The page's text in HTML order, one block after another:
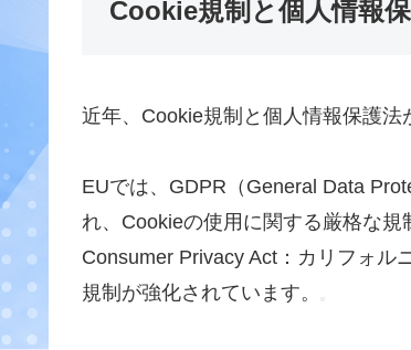
Cookie規制と個人情報
近年、Cookie規制と個人情報保護法
EUでは、GDPR（General Data
れ、Cookieの使用に関する厳格な規
Consumer Privacy Act：カリフォル
規制が強化されています。